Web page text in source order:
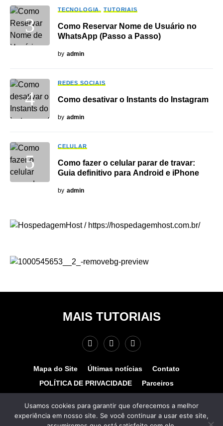
TECNOLOGIA TUTORIAIS
Como Reservar Nome de Usuário no
WhatsApp (Passo a Passo)
by admin
REDES SOCIAIS
Como desativar o Instants do Instagram
by admin
CELULAR
Como fazer o celular parar de travar:
Guia definitivo para Android e iPhone
by admin
MAIS TUTORIAIS
Mapa do Site Últimas notícias
Contato
POLÍTICA DE PRIVACIDADE
Parceiros
© COPYRIGHT 2025 - MAIS TUTORIAIS. TODOS OS
Usamos cookies para garantir que oferecemos a melhor
experiência em nosso site. Se você continuar a usar este site,